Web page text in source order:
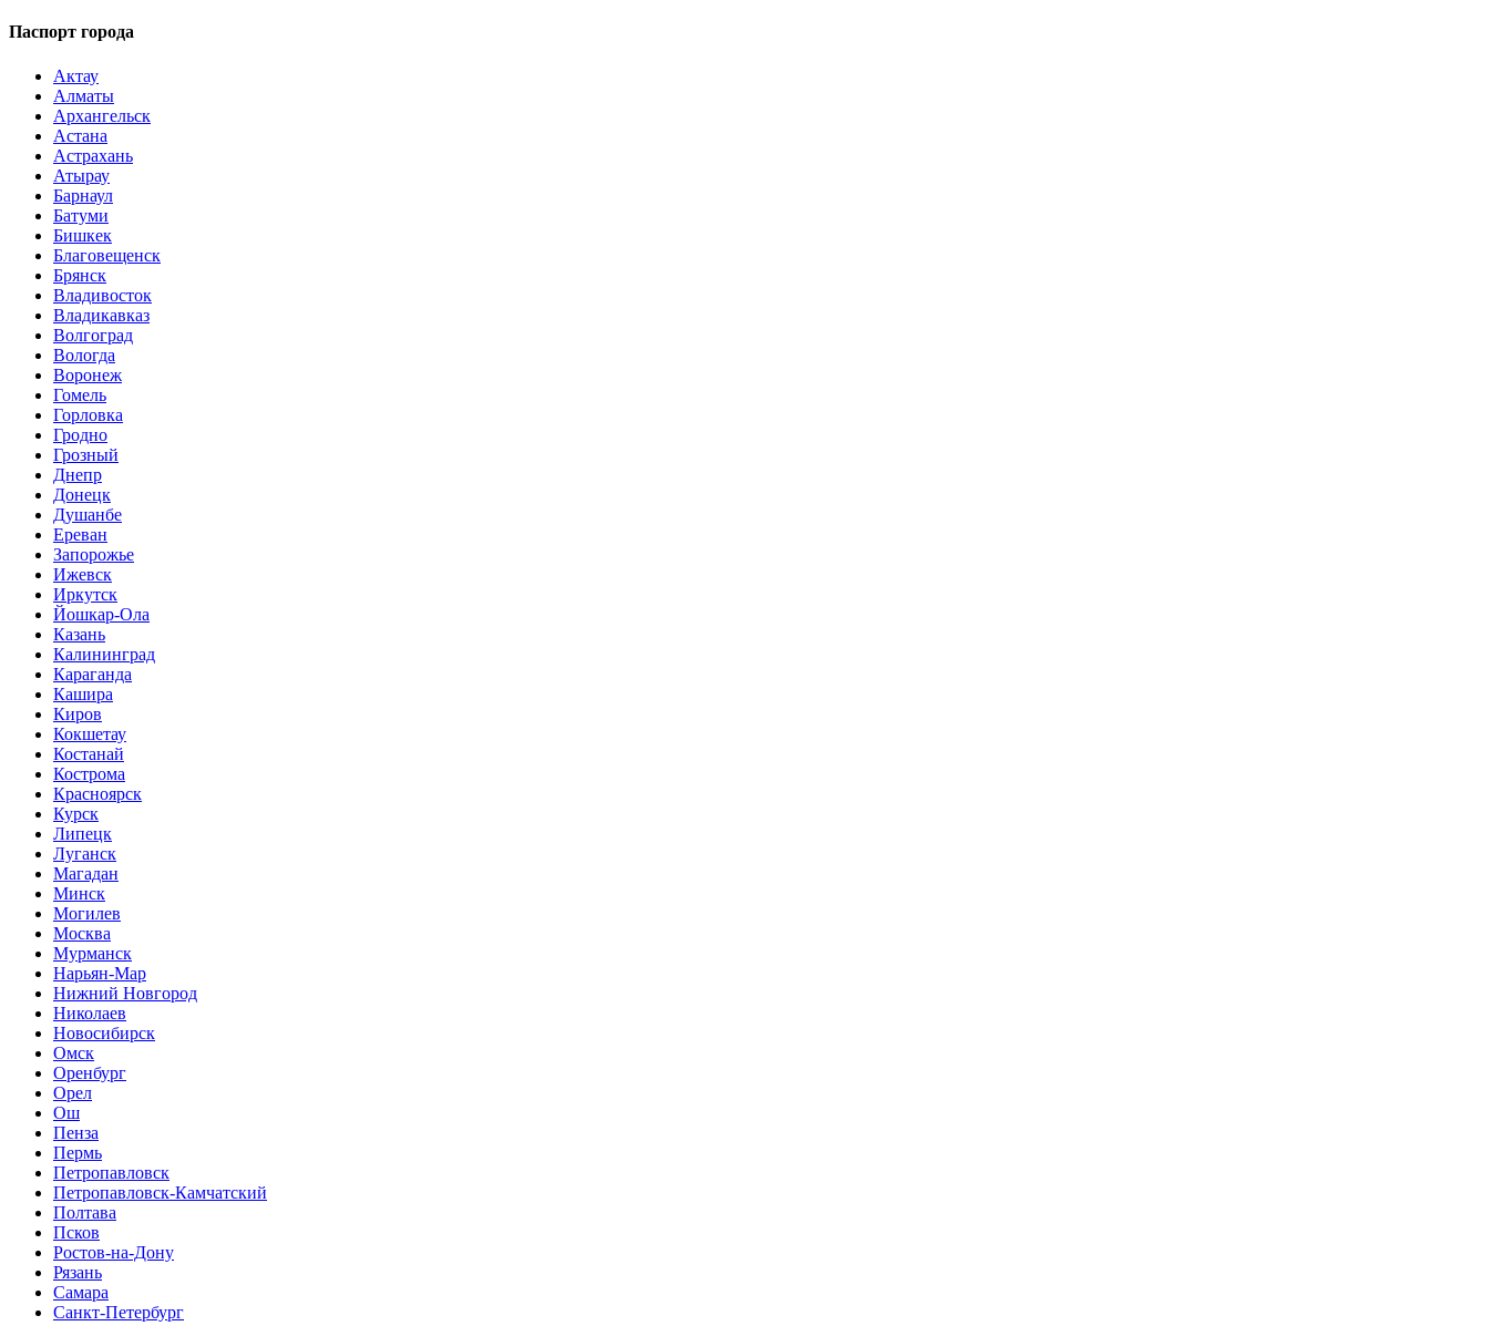
Паспорт города
Актау
Алматы
Архангельск
Астана
Астрахань
Атырау
Барнаул
Батуми
Бишкек
Благовещенск
Брянск
Владивосток
Владикавказ
Волгоград
Вологда
Воронеж
Гомель
Горловка
Гродно
Грозный
Днепр
Донецк
Душанбе
Ереван
Запорожье
Ижевск
Иркутск
Йошкар-Ола
Казань
Калининград
Караганда
Кашира
Киров
Кокшетау
Костанай
Кострома
Красноярск
Курск
Липецк
Луганск
Магадан
Минск
Могилев
Москва
Мурманск
Нарьян-Мар
Нижний Новгород
Николаев
Новосибирск
Омск
Оренбург
Орел
Ош
Пенза
Пермь
Петропавловск
Петропавловск-Камчатский
Полтава
Псков
Ростов-на-Дону
Рязань
Самара
Санкт-Петербург